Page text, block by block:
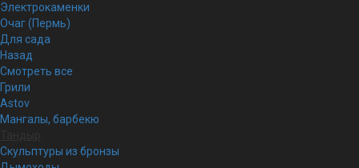
Электрокаменки
Очаг (Пермь)
Для сада
Назад
Смотреть все
Грили
Astov
Мангалы, барбекю
Скульптуры из бронзы